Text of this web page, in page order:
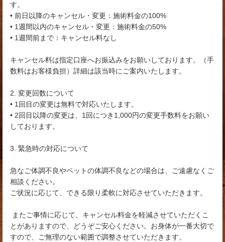
す。
• 前日以降のキャンセル・変更：施術料金の100%
• 1週間以内のキャンセル・変更：施術料金の50%
• 1週間前まで：キャンセル料なし
キャンセル料は指定口座へお振込みをお願いしております。（手
数料はお客様負担）詳細は該当時にご案内いたします。
2. 変更回数について
• 1回目の変更は無料で対応いたします。
• 2回目以降の変更は、1回につき1,000円の変更手数料をお願い
しております。
3. 緊急時の対応について
急なご体調不良やペットの体調不良などの場合は、ご遠慮なくご
相談ください。
ご状況に応じて、できる限り柔軟に対応させていただきます。
またご事情に応じて、キャンセル料金を軽減させていただくこ
とがありますので、どうぞご安心ください。お身体が一番大切で
すので、ご無理のない範囲で調整させていただきます。